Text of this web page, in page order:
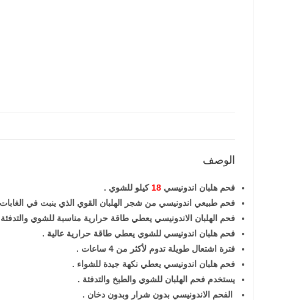
الوصف
فحم هلبان اندونيسي 18 كيلو للشوي .
فحم طبيعي اندونيسي من شجر الهلبان القوي الذي ينبت في الغابات
فحم الهلبان الاندونيسي يعطي طاقة حرارية مناسبة للشوي
فحم هلبان اندونيسي للشوي يعطي طاقة حرارية عالية .
فترة اشتعال طويلة تدوم لأكثر من 4 ساعات .
فحم هلبان اندونيسي يعطي نكهة جيدة للشواء .
يستخدم فحم الهلبان للشوي والطبخ والتدفئة .
الفحم الاندونيسي بدون شرار وبدون دخان .